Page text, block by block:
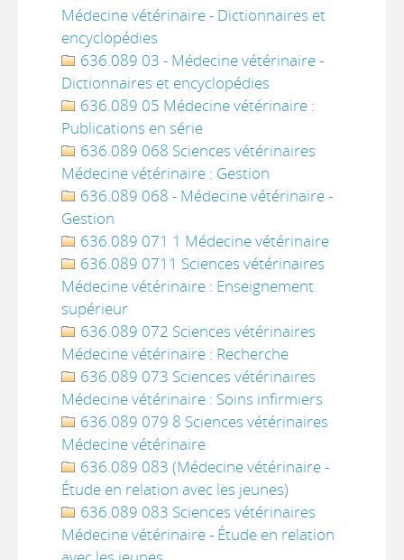
Médecine vétérinaire - Dictionnaires et
encyclopédies
636.089 03 - Médecine vétérinaire -
Dictionnaires et encyclopédies
636.089 05 Médecine vétérinaire :
Publications en série
636.089 068 Sciences vétérinaires
Médecine vétérinaire : Gestion
636.089 068 - Médecine vétérinaire -
Gestion
636.089 071 1 Médecine vétérinaire
636.089 0711 Sciences vétérinaires
Médecine vétérinaire : Enseignement
supérieur
636.089 072 Sciences vétérinaires
Médecine vétérinaire : Recherche
636.089 073 Sciences vétérinaires
Médecine vétérinaire : Soins infirmiers
636.089 079 8 Sciences vétérinaires
Médecine vétérinaire
636.089 083 (Médecine vétérinaire -
Étude en relation avec les jeunes)
636.089 083 Sciences vétérinaires
Médecine vétérinaire - Étude en relation